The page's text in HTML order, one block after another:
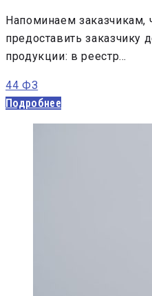
Напоминаем заказчикам,
предоставить
продукции: в реестр…
44 ФЗ
Подробнее